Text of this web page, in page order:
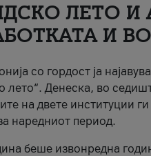
ЛЕТО И
И
со гордост ја
лето“. Денеска, во
на двете институции
наредниот период.
беше извонредна